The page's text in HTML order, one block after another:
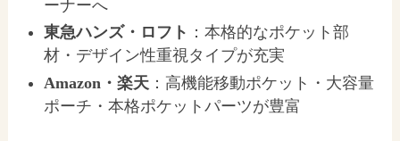
ーナーへ
東急ハンズ・ロフト ：本格的なポケット部
材・デザイン性重視タイプが充実
Amazon・楽天 ：高機能移動ポケット・大容量
ポーチ・本格ポケットパーツが豊富